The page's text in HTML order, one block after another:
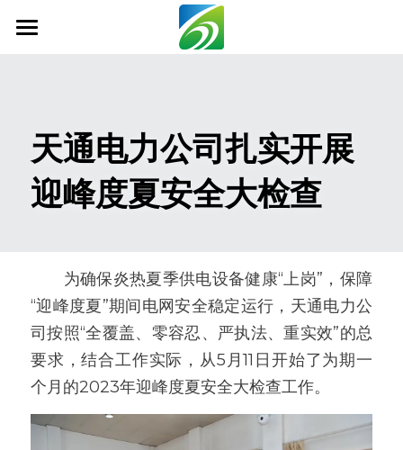
新闻资讯
信息公开
业务范围
科技创新
联系我们
搜索
天通电力公司扎实开展
迎峰度夏安全大检查
为确保炎热夏季供电设备健康“上岗”，保障
“迎峰度夏”期间电网安全稳定运行，天通电力公
司按照“全覆盖、零容忍、严执法、重实效”的总
要求，结合工作实际，从5月11日开始了为期一
个月的2023年迎峰度夏安全大检查工作。